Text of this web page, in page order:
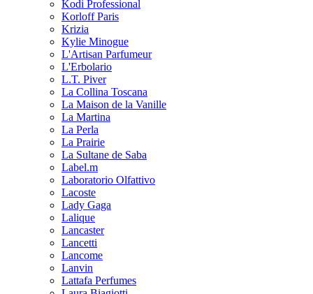
Kodi Professional
Korloff Paris
Krizia
Kylie Minogue
L'Artisan Parfumeur
L'Erbolario
L.T. Piver
La Collina Toscana
La Maison de la Vanille
La Martina
La Perla
La Prairie
La Sultane de Saba
Label.m
Laboratorio Olfattivo
Lacoste
Lady Gaga
Lalique
Lancaster
Lancetti
Lancome
Lanvin
Lattafa Perfumes